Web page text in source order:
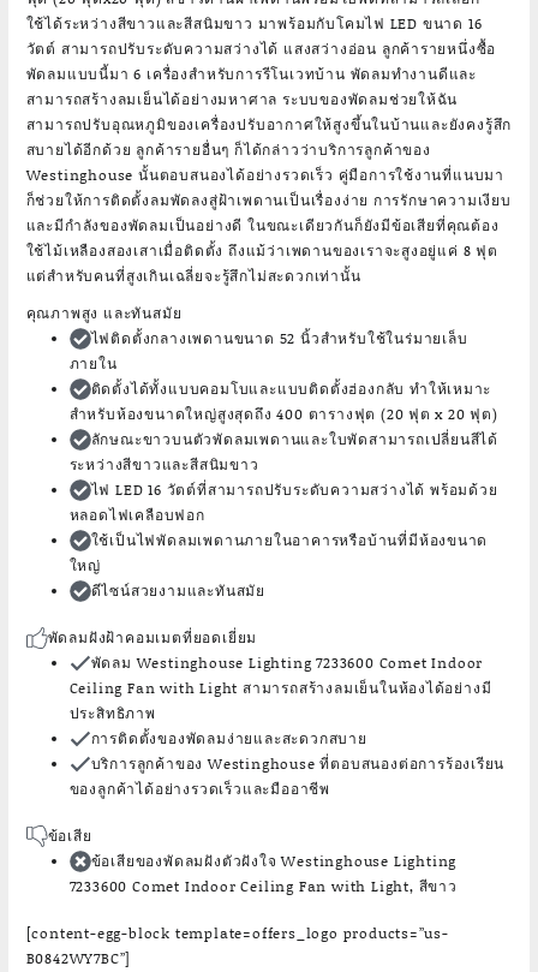
ใช้ได้ระหว่างสีขาวและสีสนิมขาว มาพร้อมกับโคมไฟ LED ขนาด 16
วัตต์ สามารถปรับระดับความสว่างได้ แสงสว่างอ่อน ลูกค้ารายหนึ่งซื้อ
พัดลมแบบนี้มา 6 เครื่องสำหรับการรีโนเวทบ้าน พัดลมทำงานดีและ
สามารถสร้างลมเย็นได้อย่างมหาศาล ระบบของพัดลมช่วยให้ฉัน
สามารถปรับอุณหภูมิของเครื่องปรับอากาศให้สูงขึ้นในบ้านและยังคงรู้สึก
สบายได้อีกด้วย ลูกค้ารายอื่นๆ ก็ได้กล่าวว่าบริการลูกค้าของ
Westinghouse นั้นตอบสนองได้อย่างรวดเร็ว คู่มือการใช้งานที่แนบมา
ก็ช่วยให้การติดตั้งลมพัดลงสู่ฝ้าเพดานเป็นเรื่องง่าย การรักษาความเงียบ
และมีกำลังของพัดลมเป็นอย่างดี ในขณะเดียวกันก็ยังมีข้อเสียที่คุณต้อง
ใช้ไม้เหลืองสองเสาเมื่อติดตั้ง ถึงแม้ว่าเพดานของเราจะสูงอยู่แค่ 8 ฟุต
แต่สำหรับคนที่สูงเกินเฉลี่ยจะรู้สึกไม่สะดวกเท่านั้น
คุณภาพสูง และทันสมัย
ไฟติดตั้งกลางเพดานขนาด 52 นิ้วสำหรับใช้ในร่มายเล็บ
ภายใน
ติดตั้งได้ทั้งแบบคอมโบและแบบติดตั้งฮ่องกลับ ทำให้เหมาะ
สำหรับห้องขนาดใหญ่สูงสุดถึง 400 ตารางฟุต (20 ฟุต x 20 ฟุต)
ลักษณะขาวบนตัวพัดลมเพดานและใบพัดสามารถเปลี่ยนสีได้
ระหว่างสีขาวและสีสนิมขาว
ไฟ LED 16 วัตต์ที่สามารถปรับระดับความสว่างได้ พร้อมด้วย
หลอดไฟเคลือบฟอก
ใช้เป็นไฟพัดลมเพดานภายในอาคารหรือบ้านที่มีห้องขนาด
ใหญ่
ดีไซน์สวยงามและทันสมัย
พัดลมฝังฝ้าคอมเมตที่ยอดเยี่ยม
พัดลม Westinghouse Lighting 7233600 Comet Indoor
Ceiling Fan with Light สามารถสร้างลมเย็นในห้องได้อย่างมี
ประสิทธิภาพ
การติดตั้งของพัดลมง่ายและสะดวกสบาย
บริการลูกค้าของ Westinghouse ที่ตอบสนองต่อการร้องเรียน
ของลูกค้าได้อย่างรวดเร็วและมืออาชีพ
ข้อเสีย
ข้อเสียของพัดลมฝังตัวฝังใจ Westinghouse Lighting
7233600 Comet Indoor Ceiling Fan with Light, สีขาว
[content-egg-block template=offers_logo products=”us-
B0842WY7BC”]